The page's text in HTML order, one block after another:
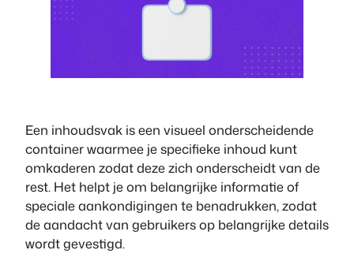
Een inhoudsvak is een visueel onderscheidende
container waarmee je specifieke inhoud kunt
omkaderen zodat deze zich onderscheidt van de
rest. Het helpt je om belangrijke informatie of
speciale aankondigingen te benadrukken, zodat
de aandacht van gebruikers op belangrijke details
wordt gevestigd.